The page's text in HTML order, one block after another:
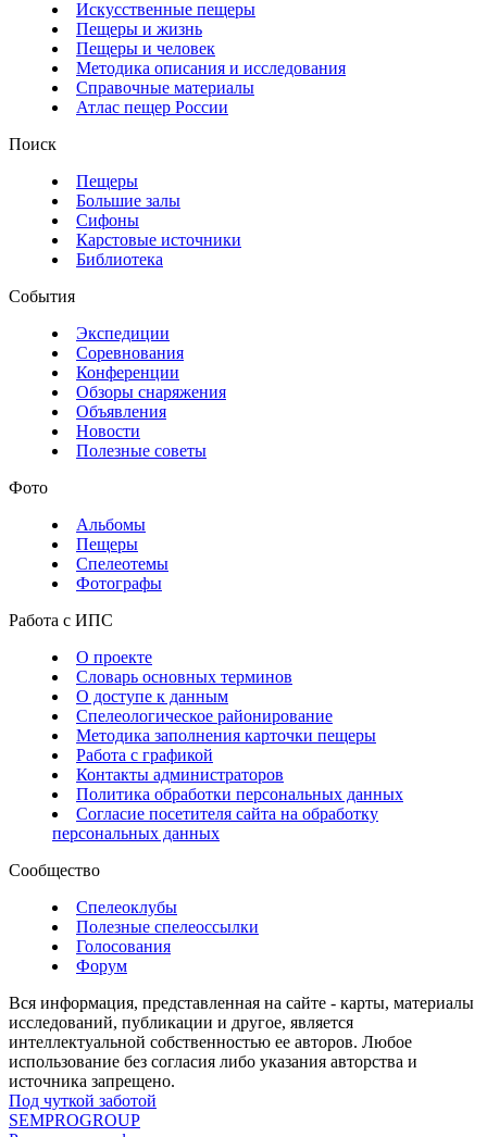
Искусственные пещеры
Пещеры и жизнь
Пещеры и человек
Методика описания и исследования
Справочные материалы
Атлас пещер России
Поиск
Пещеры
Большие залы
Сифоны
Карстовые источники
Библиотека
События
Экспедиции
Соревнования
Конференции
Обзоры снаряжения
Объявления
Новости
Полезные советы
Фото
Альбомы
Пещеры
Спелеотемы
Фотографы
Работа с ИПС
О проекте
Словарь основных терминов
О доступе к данным
Спелеологическое районирование
Методика заполнения карточки пещеры
Работа с графикой
Контакты администраторов
Политика обработки персональных данных
Согласие посетителя сайта на обработку
персональных данных
Сообщество
Спелеоклубы
Полезные спелеоссылки
Голосования
Форум
Вся информация, представленная на сайте - карты, материалы
исследований, публикации и другое, является
интеллектуальной собственностью ее авторов. Любое
использование без согласия либо указания авторства и
источника запрещено.
Под чуткой заботой
SEMPROGROUP